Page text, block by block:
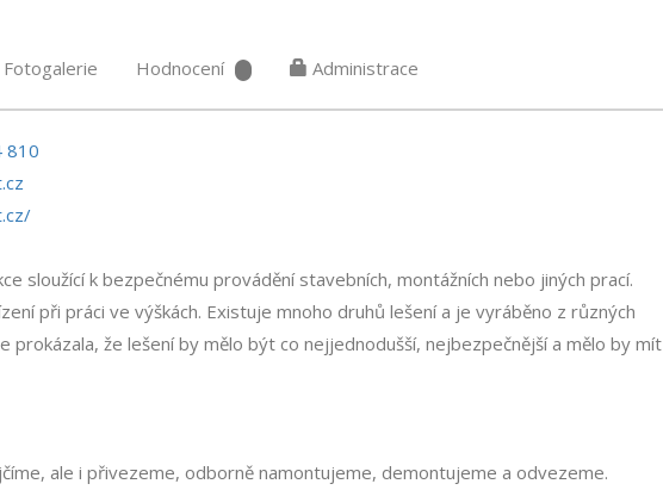
Fotogalerie Hodnocení Administrace
810
sloužící k bezpečnému provádění stavebních, montážních nebo jiných prací.
při práci ve výškách. Existuje mnoho druhů lešení a je vyráběno z různých
prokázala, že lešení by mělo být co nejjednodušší, nejbezpečnější a mělo by mít
ale i přivezeme, odborně namontujeme, demontujeme a odvezeme.